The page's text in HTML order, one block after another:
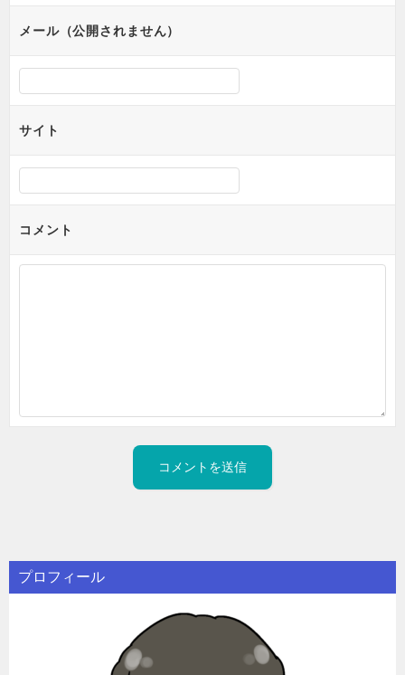
ンメール（公開されません）
サイト
コメント
プロフィール